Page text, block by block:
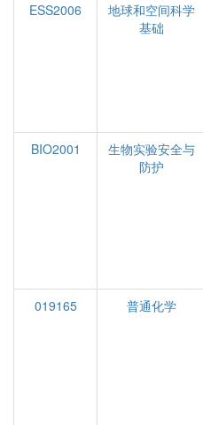
ESS2006
地球和空间科学
基础
BIO2001
生物实验安全与
防护
019165
普通化学